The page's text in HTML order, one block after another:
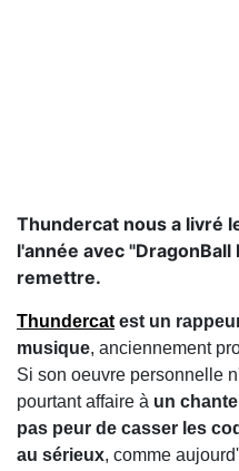
Thundercat nous a livré
l'année avec "DragonBall
remettre.
Thundercat est un
musique, anciennement
Si son oeuvre personnelle
pourtant affaire à un
pas peur de casser les
au sérieux, comme